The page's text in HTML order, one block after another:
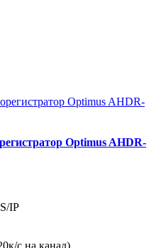
Optimus AHDR-
IP
с на канал)